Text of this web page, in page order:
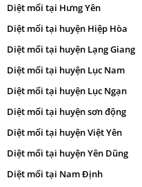
Diệt mối tại Hưng Yên
Diệt mối tại huyện Hiệp Hòa
Diệt mối tại huyện Lạng Giang
Diệt mối tại huyện Lục Nam
Diệt mối tại huyện Lục Ngạn
Diệt mối tại huyện sơn động
Diệt mối tại huyện Việt Yên
Diệt mối tại huyện Yên Dũng
Diệt mối tại Nam Định